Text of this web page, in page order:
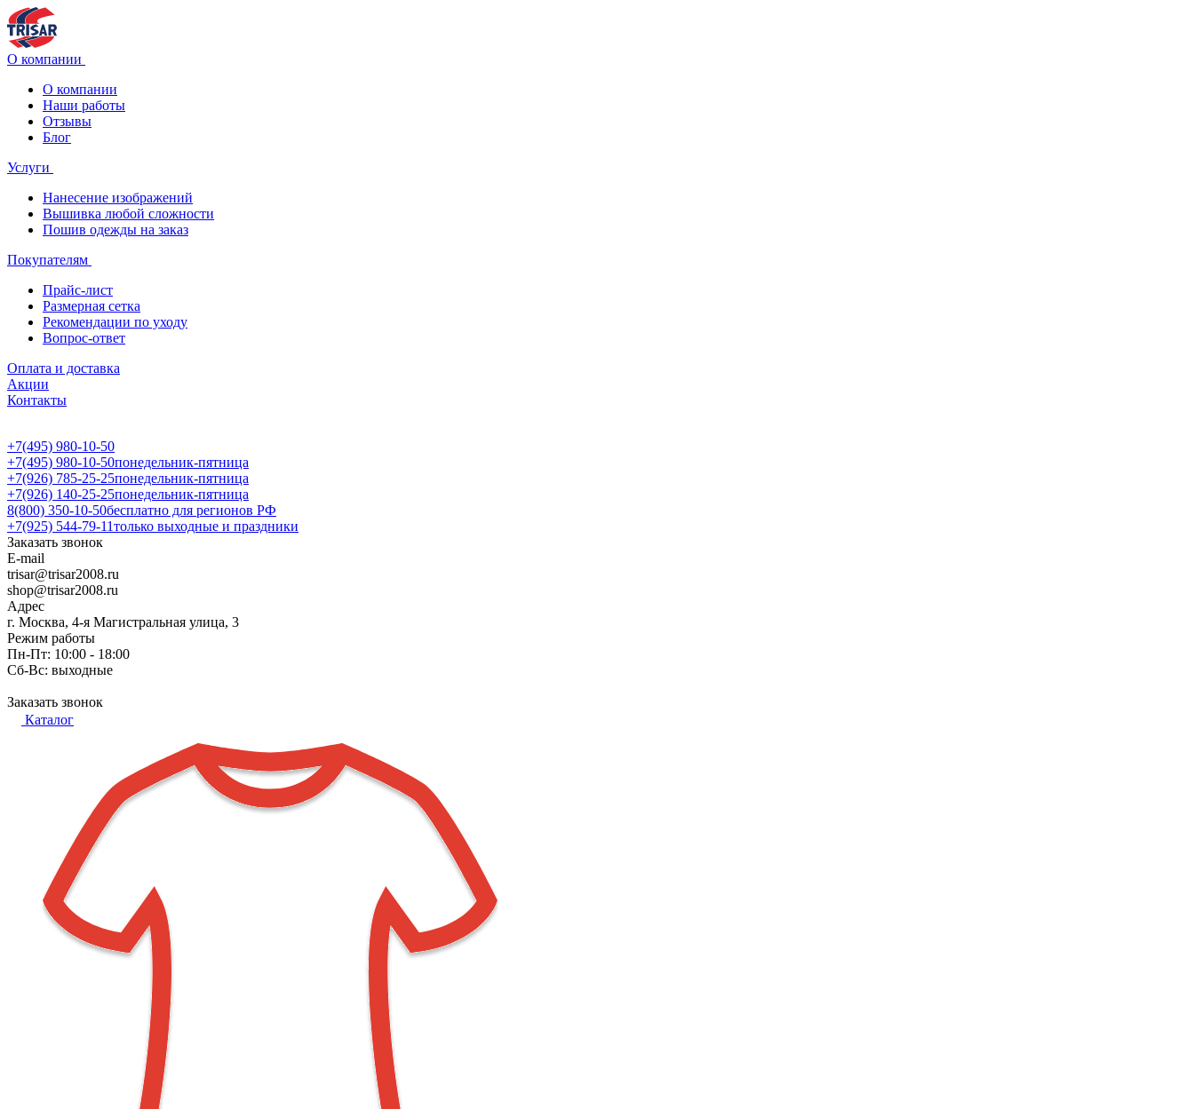
О компании
О компании
Наши работы
Отзывы
Блог
Услуги
Нанесение изображений
Вышивка любой сложности
Пошив одежды на заказ
Покупателям
Прайс-лист
Размерная сетка
Рекомендации по уходу
Вопрос-ответ
Оплата и доставка
Акции
Контакты
+7(495) 980-10-50
+7(495) 980-10-50понедельник-пятница
+7(926) 785-25-25понедельник-пятница
+7(926) 140-25-25понедельник-пятница
8(800) 350-10-50бесплатно для регионов РФ
+7(925) 544-79-11только выходные и праздники
Заказать звонок
E-mail
trisar@trisar2008.ru
shop@trisar2008.ru
Адрес
г. Москва, 4-я Магистральная улица, 3
Режим работы
Пн-Пт: 10:00 - 18:00
Сб-Вс: выходные
Заказать звонок
Каталог